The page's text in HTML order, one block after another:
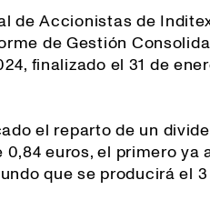
de Accionistas de
de Gestión
finalizado el 31 de
el reparto de un
euros, el primero ya
que se producirá el